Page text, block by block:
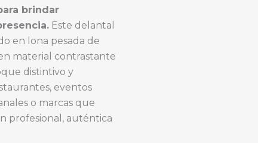
brindar
Este delantal
en lona pesada de
material contrastante
distintivo y
eventos
o marcas que
profesional, auténtica